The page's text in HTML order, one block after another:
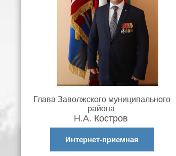
Глава Заволжского муниципального
района
Н.А. Костров
Интернет-приемная